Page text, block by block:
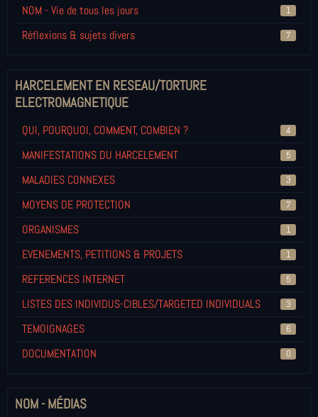
NOM - Vie de tous les jours 1
Réflexions & sujets divers 7
HARCELEMENT EN RESEAU/TORTURE
ELECTROMAGNETIQUE
QUI, POURQUOI, COMMENT, COMBIEN ? 4
MANIFESTATIONS DU HARCELEMENT 5
MALADIES CONNEXES 3
MOYENS DE PROTECTION 7
ORGANISMES 1
EVENEMENTS, PETITIONS & PROJETS 1
REFERENCES INTERNET 5
LISTES DES INDIVIDUS-CIBLES/TARGETED INDIVIDUALS 3
TEMOIGNAGES 6
DOCUMENTATION 0
NOM - MÉDIAS